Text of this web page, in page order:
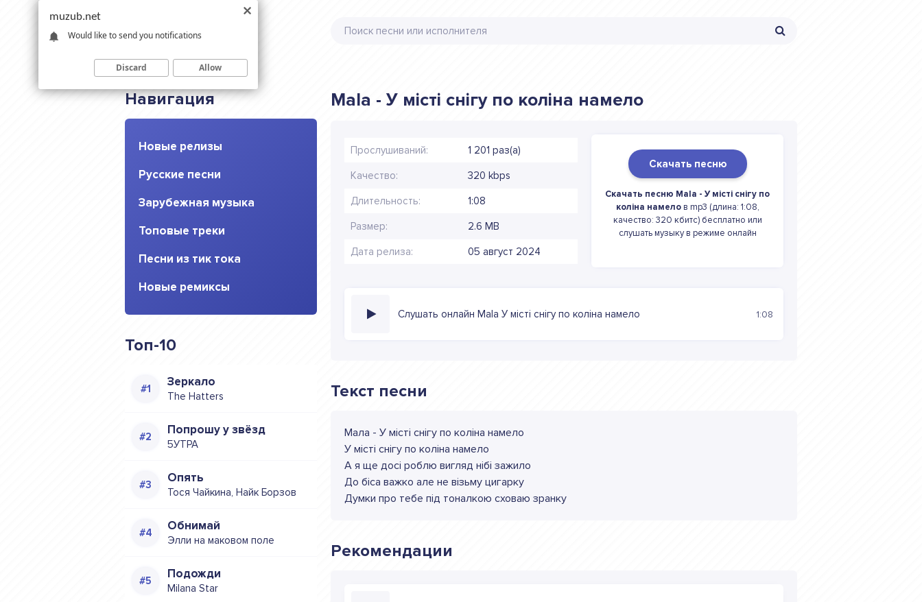
Навигация
Новые релизы
Русские песни
Зарубежная музыка
Топовые треки
Песни из тик тока
Новые ремиксы
Топ-10
Зеркало
The Hatters
Попрошу у звёзд
5УТРА
Опять
Тося Чайкина, Найк Борзов
Обнимай
Элли на маковом поле
Подожди
Milana Star
Mala - У мiстi снiгу по колiна намело
Прослушиваний: 1 201 раз(а)
Качество: 320 kbps
Длительность: 1:08
Размер: 2.6 MB
Дата релиза: 05 август 2024
Скачать песню
Скачать песню Mala - У мiстi снiгу по
колiна намелов mp3 (длина: 1:08,
качество: 320 кбитс) бесплатно или
слушать музыку в режиме онлайн
Слушать онлайн Mala У мiстi снiгу по колiна намело 1:08
Текст песни
Мала - У мiстi снiгу по колiна намело
У мiстi снiгу по колiна намело
А я ще досi роблю вигляд нiбi зажило
До бiса важко але не вiзьму цигарку
Думки про тебе пiд тоналкою сховаю зранку
Рекомендации
muzub.net
Would like to send you notifications
Discard Allow